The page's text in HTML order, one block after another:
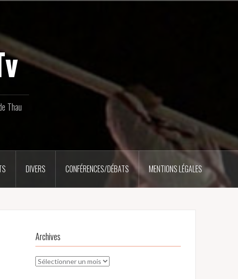
Thau
DIVERS CONFÉRENCES/DÉBATS MENTIONS LÉGALES
Archives
Archives